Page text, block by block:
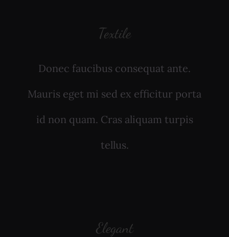
Textile
Donec faucibus consequat ante.
Mauris eget mi sed ex efficitur porta
id non quam. Cras aliquam turpis
tellus.
Elegant